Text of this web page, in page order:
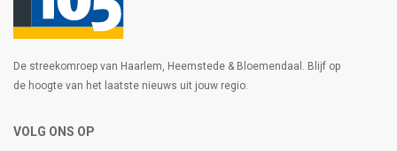
De streekomroep van Haarlem, Heemstede & Bloemendaal. Blijf op
de hoogte van het laatste nieuws uit jouw regio.
VOLG ONS OP